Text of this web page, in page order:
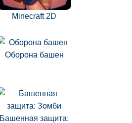
Minecraft 2D
Оборона башен
Башенная защита: